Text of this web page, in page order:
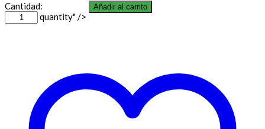
Cantidad:
quantity" />
Añadir al carrito